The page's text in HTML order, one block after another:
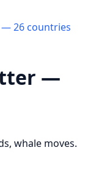
— 26 countries
—
whale moves.